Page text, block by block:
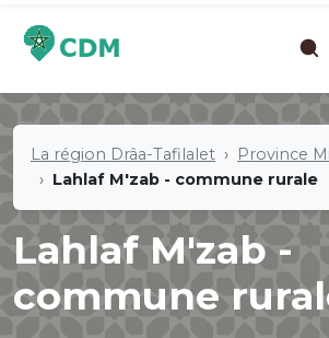
La région Drâa-Tafilalet
Province
Lahlaf M'zab - commune rurale
Lahlaf M'zab -
commune